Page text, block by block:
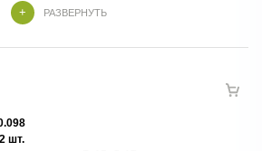
современные интерьеры, создавая
Не требует полива и ухода, сохраняя
РАЗВЕРНУТЬ
2 шт.